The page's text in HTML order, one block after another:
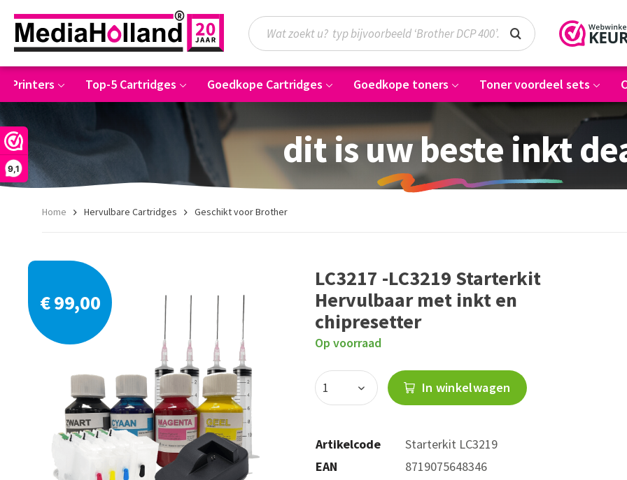
9,1
Printers Top-5 Cartridges Goedkope Cartridges Goedkope toners Toner voordeel sets
dit is uw beste inkt
Home Hervulbare Cartridges Geschikt voor Brother
€ 99,00
LC3217 -LC3219 Starterkit
Hervulbaar met inkt en
chipresetter
Op voorraad
In winkelwagen
Artikelcode
Starterkit LC3219
EAN
8719075648346